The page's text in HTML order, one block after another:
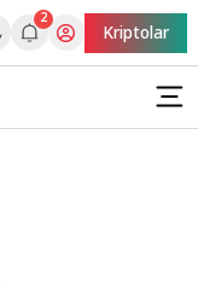
2
Kriptolar